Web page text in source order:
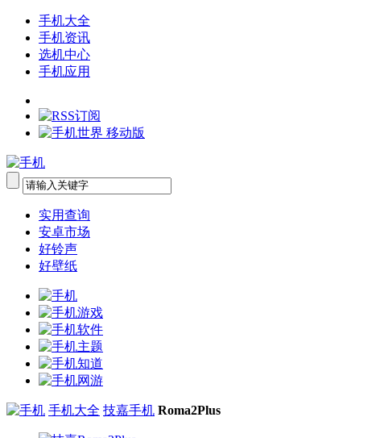
手机大全
手机资讯
选机中心
手机应用
实用查询
安卓市场
好铃声
好壁纸
手机大全 技嘉手机 Roma2Plus